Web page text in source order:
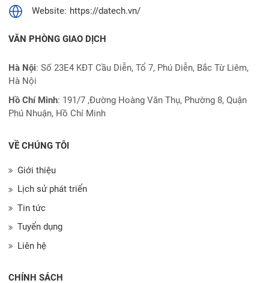
Website: https://datech.vn/
VĂN PHÒNG GIAO DỊCH
Hà Nội: Số 23E4 KĐT Cầu Diễn, Tổ 7, Phú Diễn, Bắc Từ Liêm,
Hà Nội
Hồ Chí Minh: 191/7 ,Đường Hoàng Văn Thụ, Phường 8, Quận
Phú Nhuận, Hồ Chí Minh
VỀ CHÚNG TÔI
Giới thiệu
Lịch sử phát triển
Tin tức
Tuyển dụng
Liên hệ
CHÍNH SÁCH